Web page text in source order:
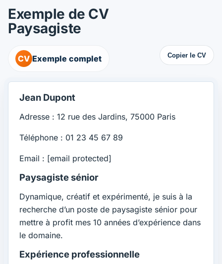
Exemple de CV
Paysagiste
CV Exemple complet Copier le CV
Jean Dupont
Adresse : 12 rue des Jardins, 75000 Paris
Téléphone : 01 23 45 67 89
Email : [email protected]
Paysagiste sénior
Dynamique, créatif et expérimenté, je suis à la
recherche d’un poste de paysagiste sénior pour
mettre à profit mes 10 années d’expérience dans
le domaine.
Expérience professionnelle